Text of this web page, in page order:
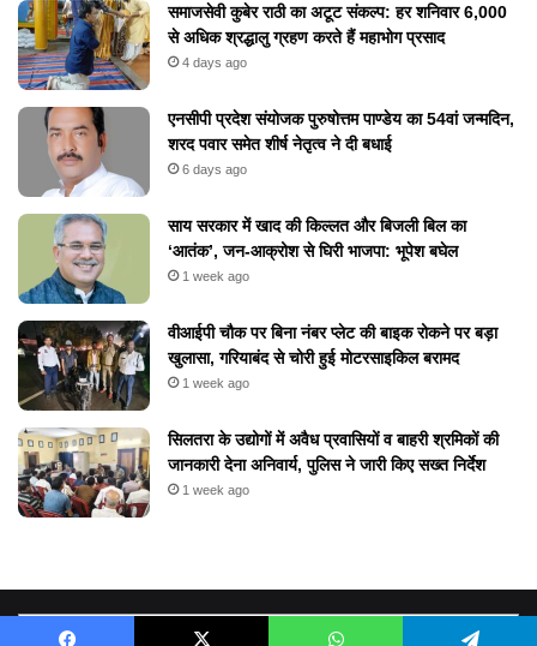
समाजसेवी कुबेर राठी का अटूट संकल्प: हर शनिवार 6,000
से अधिक श्रद्धालु ग्रहण करते हैं महाभोग प्रसाद
4 days ago
एनसीपी प्रदेश संयोजक पुरुषोत्तम पाण्डेय का 54वां जन्मदिन,
शरद पवार समेत शीर्ष नेतृत्व ने दी बधाई
6 days ago
​साय सरकार में खाद की किल्लत और बिजली बिल का
‘आतंक’, जन-आक्रोश से घिरी भाजपा: भूपेश बघेल
1 week ago
वीआईपी चौक पर बिना नंबर प्लेट की बाइक रोकने पर बड़ा
खुलासा, गरियाबंद से चोरी हुई मोटरसाइकिल बरामद
1 week ago
सिलतरा के उद्योगों में अवैध प्रवासियों व बाहरी श्रमिकों की
जानकारी देना अनिवार्य, पुलिस ने जारी किए सख्त निर्देश
1 week ago